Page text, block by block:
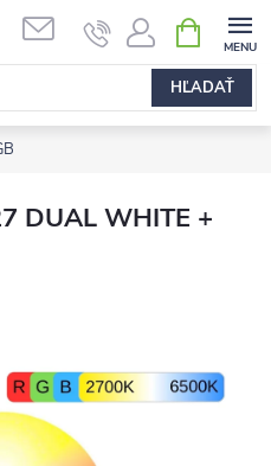
HĽADAŤ
KOŠÍK
DUAL WHITE +